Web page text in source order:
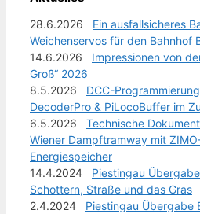
28.6.2026 Ein ausfallsicheres
Weichenservos für den Bahnhof
14.6.2026 Impressionen von
Groß“ 2026
8.5.2026 DCC-
DecoderPro & PiLocoBuffer im
6.5.2026 Technische
Wiener Dampftramway mit
Energiespeicher
14.4.2024 Piestingau
Schottern, Straße und das Gras
2.4.2024 Piestingau Übergabe